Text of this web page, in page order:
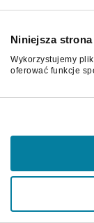
Niniejsza
Wykorzystujemy
oferować funkcje
otrzymanymi od
Aby